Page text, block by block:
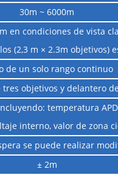
30m ~ 6000m
en condiciones de vista
(2,3 m × 2.3m objetivos)
de un solo rango continuo
objetivos y delantero
temperatura
interno, valor de zona
se puede realizar
± 2m